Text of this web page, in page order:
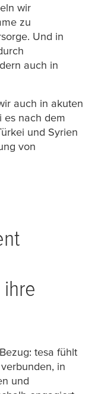
wir
zu
Und in
auch in
auch in akuten
es nach dem
und Syrien
von
tesa fühlt
in
und